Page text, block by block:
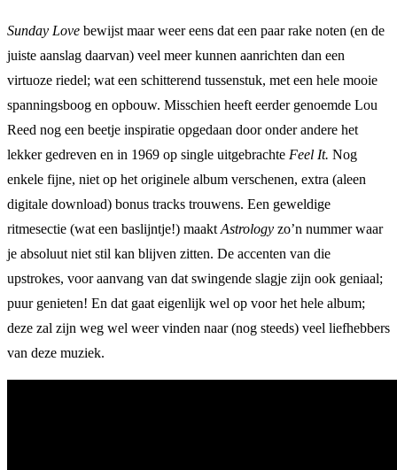
Sunday Love bewijst maar weer eens dat een paar rake noten (en de
juiste aanslag daarvan) veel meer kunnen aanrichten dan een
virtuoze riedel; wat een schitterend tussenstuk, met een hele mooie
spanningsboog en opbouw. Misschien heeft eerder genoemde Lou
Reed nog een beetje inspiratie opgedaan door onder andere het
lekker gedreven en in 1969 op single uitgebrachte Feel It. Nog
enkele fijne, niet op het originele album verschenen, extra (aleen
digitale download) bonus tracks trouwens. Een geweldige
ritmesectie (wat een baslijntje!) maakt Astrology zo’n nummer waar
je absoluut niet stil kan blijven zitten. De accenten van die
upstrokes, voor aanvang van dat swingende slagje zijn ook geniaal;
puur genieten! En dat gaat eigenlijk wel op voor het hele album;
deze zal zijn weg wel weer vinden naar (nog steeds) veel liefhebbers
van deze muziek.